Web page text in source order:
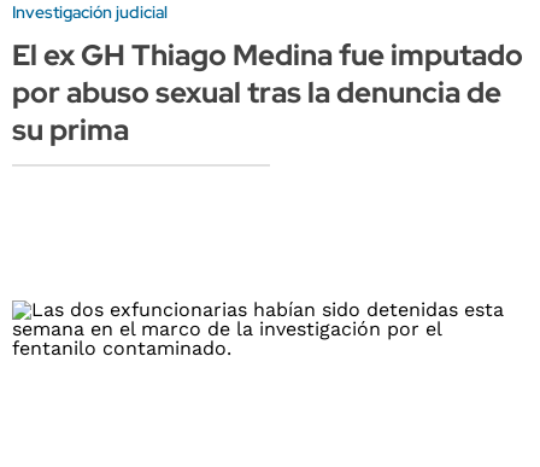
Investigación judicial
El ex GH Thiago Medina fue imputado
por abuso sexual tras la denuncia de
su prima